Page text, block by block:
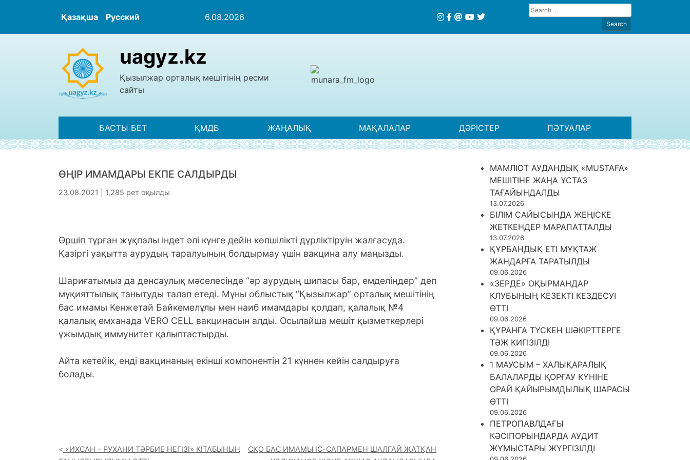
Қазақша Русский 6.08.2026
uagyz.kz
Қызылжар орталық мешітінің ресми
сайты
БАСТЫ БЕТ ҚМДБ ЖАҢАЛЫҚ МАҚАЛАЛАР ДӘРІСТЕР ПӘТУАЛАР
ӨҢІР ИМАМДАРЫ ЕКПЕ САЛДЫРДЫ
23.08.2021 | 1,285 рет оқылды
Өршіп тұрған жұқпалы індет әлі күнге дейін көпшілікті дүрліктіруін жалғасуда.
Қазіргі уақытта аурудың таралуының болдырмау үшін вакцина алу маңызды.
Шариғатымыз да денсаулық мәселесінде “әр аурудың шипасы бар, емделіңдер” деп
мұқияттылық танытуды талап етеді. Мұны облыстық “Қызылжар” орталық мешітінің
бас имамы Кенжетай Байкемелұлы мен наиб имамдары қолдап, қалалық №4
қалалық емханада VERO CELL вакцинасын алды. Осылайша мешіт қызметкерлері
ұжымдық иммунитет қалыптастырды.
Айта кетейік, енді вакцинаның екінші компонентін 21 күннен кейін салдыруға
болады.
«ИХСАН – РУХАНИ ТӘРБИЕ НЕГІЗІ» КІТАБЫНЫҢ
СҚО БАС ИМАМЫ ІС-САПАРМЕН ШАЛҒАЙ ЖАТҚАН
МАМЛЮТ АУДАНДЫҚ «MUSTAFA»
МЕШІТІНЕ ЖАҢА ҰСТАЗ
ТАҒАЙЫНДАЛДЫ
13.07.2026
БІЛІМ САЙЫСЫНДА ЖЕҢІСКЕ
ЖЕТКЕНДЕР МАРАПАТТАЛДЫ
13.07.2026
ҚҰРБАНДЫҚ ЕТІ МҰҚТАЖ
ЖАНДАРҒА ТАРАТЫЛДЫ
09.06.2026
«ЗЕРДЕ» ОҚЫРМАНДАР
КЛУБЫНЫҢ КЕЗЕКТІ КЕЗДЕСУІ
ӨТТІ
09.06.2026
ҚҰРАНҒА ТҮСКЕН ШӘКІРТТЕРГЕ
ТӘЖ КИГІЗІЛДІ
09.06.2026
1 МАУСЫМ – ХАЛЫҚАРАЛЫҚ
БАЛАЛАРДЫ ҚОРҒАУ КҮНІНЕ
ОРАЙ ҚАЙЫРЫМДЫЛЫҚ ШАРАСЫ
ӨТТІ
09.06.2026
ПЕТРОПАВЛДАҒЫ
КӘСІПОРЫНДАРДА АУДИТ
ЖҰМЫСТАРЫ ЖҮРГІЗІЛДІ